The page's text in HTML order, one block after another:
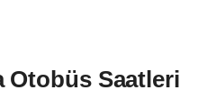
Otobüs Saatleri